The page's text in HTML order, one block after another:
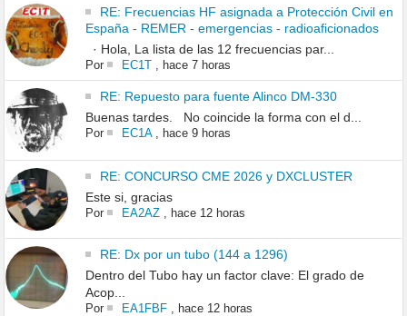
RE: Frecuencias HF asignada a Protección Civil en
España - REMER - emergencias - radioaficionados
· Hola, La lista de las 12 frecuencias par...
Por EC1T, hace 7 horas
RE: Repuesto para fuente Alinco DM-330
Buenas tardes. No coincide la forma con el d...
Por EC1A, hace 9 horas
RE: CONCURSO CME 2026 y DXCLUSTER
Este si, gracias
Por EA2AZ, hace 12 horas
RE: Dx por un tubo (144 a 1296)
Dentro del Tubo hay un factor clave: El grado de
Acop...
Por EA1FBF, hace 12 horas